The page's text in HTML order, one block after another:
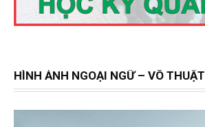
HÌNH ẢNH NGOẠI NGỮ – VÕ THUẬT